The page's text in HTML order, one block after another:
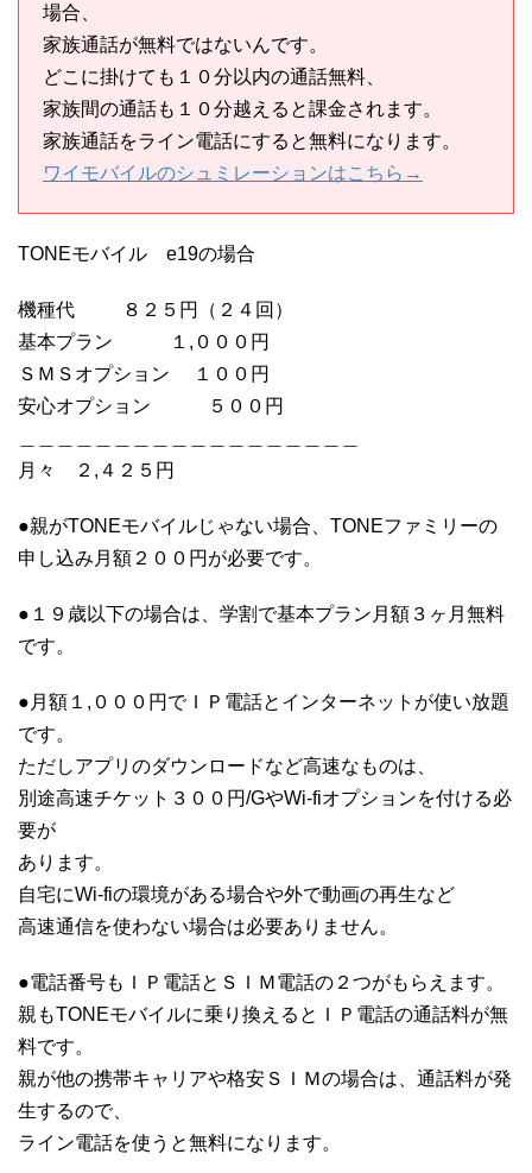
場合、
家族通話が無料ではないんです。
どこに掛けても１０分以内の通話無料、
家族間の通話も１０分越えると課金されます。
家族通話をライン電話にすると無料になります。
ワイモバイルのシュミレーションはこちら→
TONEモバイル e19の場合
機種代 ８２５円（２４回）
基本プラン １,０００円
ＳＭＳオプション １００円
安心オプション ５００円
月々 ２,４２５円
●親がTONEモバイルじゃない場合、TONEファミリーの
申し込み月額２００円が必要です。
●１９歳以下の場合は、学割で基本プラン月額３ヶ月無料
です。
●月額１,０００円でＩＰ電話とインターネットが使い放題
です。
ただしアプリのダウンロードなど高速なものは、
別途高速チケット３００円/GやWi-fiオプションを付ける必
要が
あります。
自宅にWi-fiの環境がある場合や外で動画の再生など
高速通信を使わない場合は必要ありません。
●電話番号もＩＰ電話とＳＩＭ電話の２つがもらえます。
親もTONEモバイルに乗り換えるとＩＰ電話の通話料が無
料です。
親が他の携帯キャリアや格安ＳＩＭの場合は、通話料が発
生するので、
ライン電話を使うと無料になります。